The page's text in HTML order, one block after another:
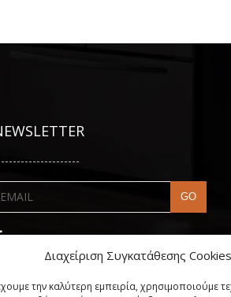
Διαχείριση Συγκατάθεσης Cookies
την καλύτερη εμπειρία, χρησιμοποιούμε